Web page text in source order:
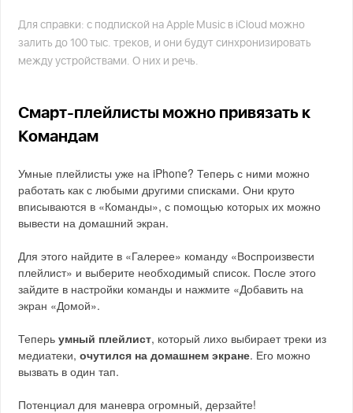
Для справки: с подпиской на Apple Music в iCloud можно
залить до 100 тыс. треков, и они будут синхронизировать
между устройствами. О них и речь.
Смарт-плейлисты можно привязать к
Командам
Умные плейлисты уже на iPhone? Теперь с ними можно
работать как с любыми другими списками. Они круто
вписываются в «Команды», с помощью которых их можно
вывести на домашний экран.
Для этого найдите в «Галерее» команду «Воспроизвести
плейлист» и выберите необходимый список. После этого
зайдите в настройки команды и нажмите «Добавить на
экран «Домой».
Теперьумный плейлист, который лихо выбирает треки из
медиатеки,очутился на домашнем экране. Его можно
вызвать в один тап.
Потенциал для маневра огромный, дерзайте!